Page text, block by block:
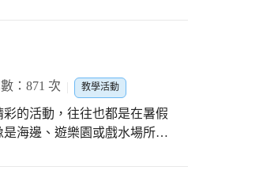
用心規畫，結合108新課
習經驗。其中「Folk Story：
籍，透過故事讓孩子們從台灣
，頒發『前途(兔)似錦』證
：871 次 教學活動
的活動，往往也都是在暑假
海邊、遊樂園或戲水場所，